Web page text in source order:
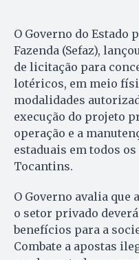
O Governo do Estado
Fazenda (Sefaz),
de licitação para
lotéricos, em meio
modalidades
execução do projeto
operação e a
estaduais em todos
Tocantins.
O Governo avalia
o setor privado
benefícios para a
Combate a apostas